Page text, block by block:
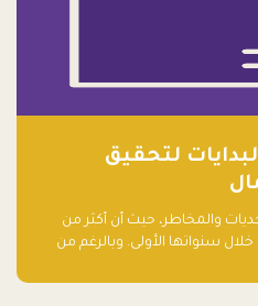
لتحقيق
والمخاطر، حيث أن أكثر من
سنواتها الأولى. وبالرغم من
قد تعرقل نجاحهم. في هذا